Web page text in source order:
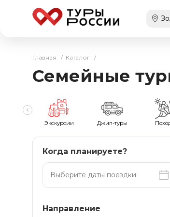
Главная / Каталог /
Семейные
Экскурсии Джип-туры
Когда планируете?
Направление